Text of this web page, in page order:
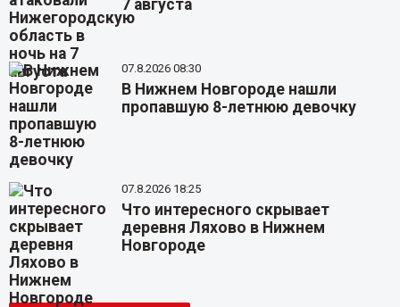
7 августа
07.8.2026 08:30
В Нижнем Новгороде нашли
пропавшую 8-летнюю девочку
07.8.2026 18:25
Что интересного скрывает
деревня Ляхово в Нижнем
Новгороде